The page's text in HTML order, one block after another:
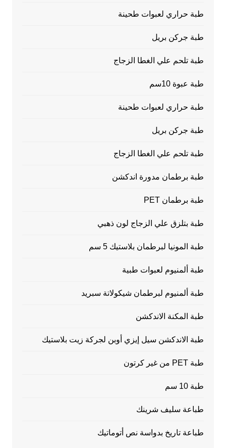
طبة حراري لعبوات طحينة
طبة جركن بريل
طبة تلحم علي الغطا الزجاج
طبة عبوة 10سم
طبة حراري لعبوات طحينة
طبة جركن بريل
طبة تلحم علي الغطا الزجاج
طبة برطمان مدورة اندكشن
طبة برطمان PET
طبة بتلزق علي الزجاج لون ذهبي
طبة المونيا لبرطمان بلاستيك 5 سم
طبة ألمنيوم لعبوات طبية
طبة ألمنيوم لبرطمان شيكولاتة سبريد
طبة المكنة الاندكشن
طبة الاندكشن سيل إيزي أوبن لجركة زيت بلاستيك
طبة PET من غير كرتون
طبة 10 سم
طباعة سليف شرينك
طباعة تاريخ بدواسة نص أتوماتيك